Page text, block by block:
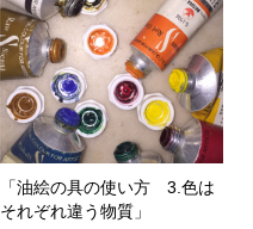
「油絵の具の使い方 3.色は
それぞれ違う物質」